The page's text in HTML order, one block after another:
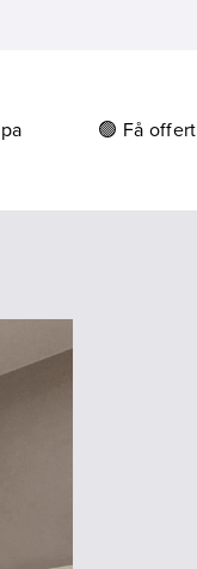
🟢 Få offert